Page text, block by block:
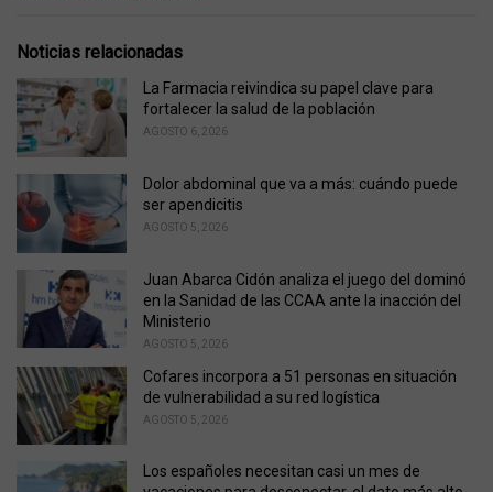
e
o
r
e
Noticias relacionadas
La Farmacia reivindica su papel clave para
fortalecer la salud de la población
AGOSTO 6, 2026
Dolor abdominal que va a más: cuándo puede
ser apendicitis
AGOSTO 5, 2026
Juan Abarca Cidón analiza el juego del dominó
en la Sanidad de las CCAA ante la inacción del
Ministerio
AGOSTO 5, 2026
Cofares incorpora a 51 personas en situación
de vulnerabilidad a su red logística
AGOSTO 5, 2026
Los españoles necesitan casi un mes de